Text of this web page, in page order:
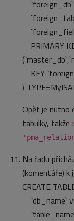
`foreign_db`
PRIMARY
KEY
)
Opět je nutno
tabulky, takže
Na řadu
(komentáře)
CREATE
`db_name`